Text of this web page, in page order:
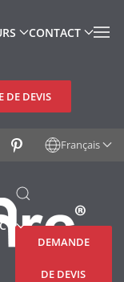
CONTACT
DE DEVIS
Français
DEMANDE
DE DEVIS